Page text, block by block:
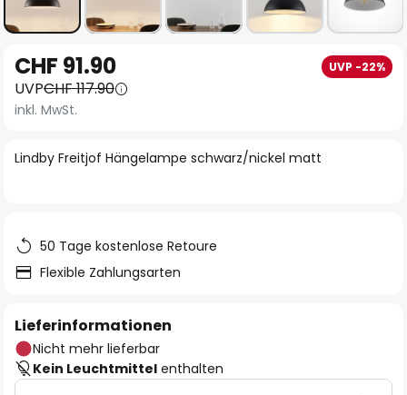
Anfang
der
Bildgalerie
Lindby Freitjof Hängelampe schwarz/nickel matt
CHF 91.90 UVP -22%
UVPCHF 117.90
inkl. MwSt.
50 Tage kostenlose Retoure
Flexible Zahlungsarten
Lieferinformationen
Nicht mehr lieferbar
Kein Leuchtmittel enthalten